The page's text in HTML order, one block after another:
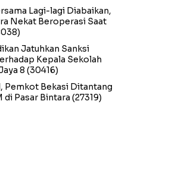
Lagi-lagi Diabaikan,
Nekat Beroperasi Saat
Jatuhkan Sanksi
Kepala Sekolah
8 (30416)
Pemkot Bekasi Ditantang
di Pasar Bintara (27319)